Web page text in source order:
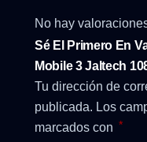
No hay
Sé El Primero En
Mobile 3 Jaltech
Tu dirección de
publicada. Los
marcados con *